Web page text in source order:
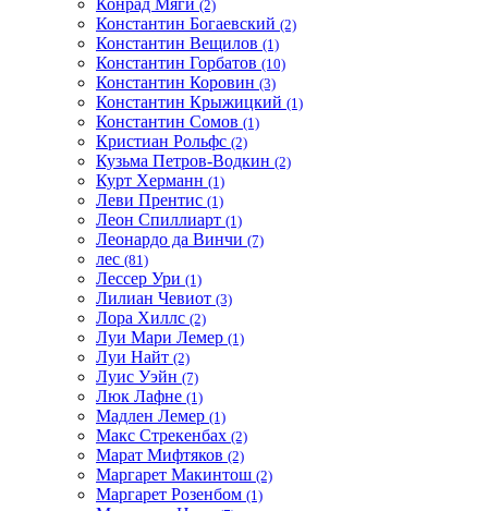
(2)
Константин Богаевский (2)
Константин Вещилов (1)
Константин Горбатов (10)
Константин Коровин (3)
Константин Крыжицкий (1)
Константин Сомов (1)
Кристиан Рольфс (2)
Кузьма Петров-Водкин (2)
Курт Херманн (1)
Леви Прентис (1)
Леон Спиллиарт (1)
Леонардо да Винчи (7)
лес (81)
Лессер Ури (1)
Лилиан Чевиот (3)
Лора Хиллс (2)
Луи Мари Лемер (1)
Луи Найт (2)
Луис Уэйн (7)
Люк Лафне (1)
Мадлен Лемер (1)
Макс Стрекенбах (2)
Марат Мифтяков (2)
Маргарет Макинтош (2)
Маргарет Розенбом (1)